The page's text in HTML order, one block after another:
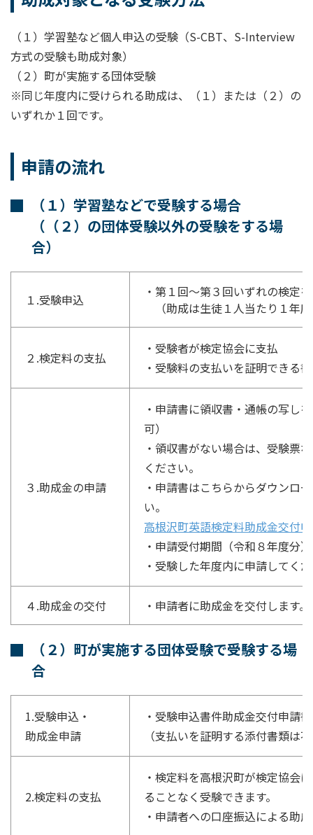
（１）学習塾など個人申込の受験（S-CBT、S-Interview
方式の受験も助成対象）
（２）町が実施する団体受験
※同じ年度内に受けられる助成は、（１）または（２）の
いずれか１回です。
申請の流れ
（１）学習塾などで受験する場合
（（２）の団体受験以外の受験をする場
合）
１.受験申込
・第１回～第３回いずれの検定
（助成は生徒１人当たり１年
２.検定料の支払
・受験者が検定協会に支払
・受験料の支払いを証明できる
３.助成金の申請
・申請書に領収書・通帳の写し
可）
・領収書がない場合は、受験票
ください。
・申請書はこちらからダウンロ
い。
高根沢町英語検定料助成金交付
・申請受付期間（令和８年度分
・受験した年度内に申請してく
４.助成金の交付 ・申請者に助成金を交付します
（２）町が実施する団体受験で受験する場
合
1.受験申込・
助成金申請
・受験申込書件助成金交付申請
（支払いを証明する添付書類は
2.検定料の支払
・検定料を高根沢町が検定協会
ることなく受験できます。
・申請者への口座振込による助